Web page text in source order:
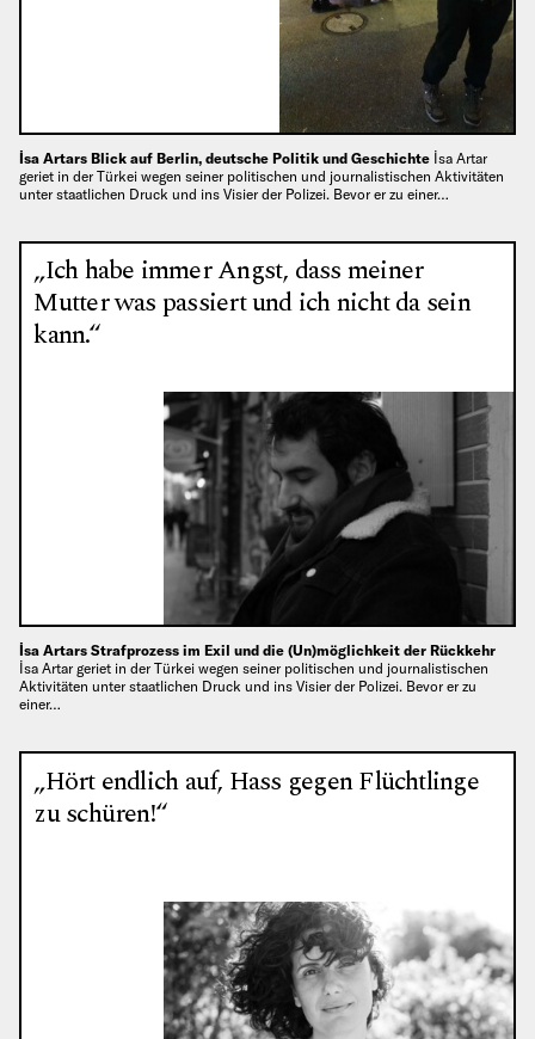
İsa Artars Blick auf Berlin, deutsche Politik und Geschichte İsa Artar
geriet in der Türkei wegen seiner politischen und journalistischen Aktivitäten
unter staatlichen Druck und ins Visier der Polizei. Bevor er zu einer…
„Ich habe immer Angst, dass meiner
Mutter was passiert und ich nicht da sein
kann.“
İsa Artars Strafprozess im Exil und die (Un)möglichkeit der Rückkehr
İsa Artar geriet in der Türkei wegen seiner politischen und journalistischen
Aktivitäten unter staatlichen Druck und ins Visier der Polizei. Bevor er zu
einer…
„Hört endlich auf, Hass gegen Flüchtlinge
zu schüren!“